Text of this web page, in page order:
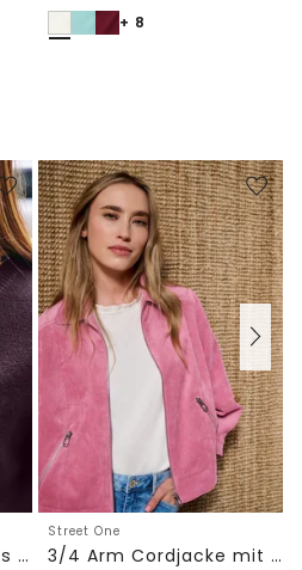
+ 8
Cardigan mit Rundhals und Knöpfen
Street One
3/4 Arm Cordjacke mit Hemdkragen